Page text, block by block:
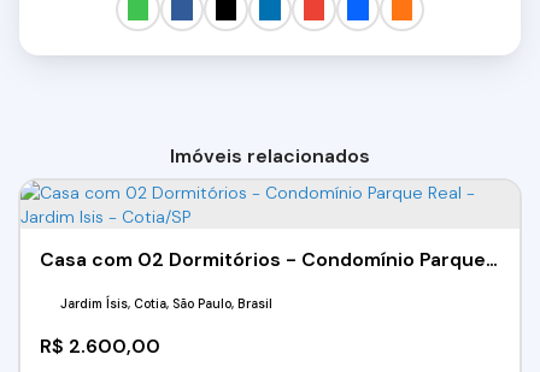
Imóveis relacionados
Casa com 02 Dormitórios - Condomínio Parque Real - Jardim Isis - Cotia/SP
R$ 2.600,00
Jardim Ísis, Cotia, São Paulo, Brasil